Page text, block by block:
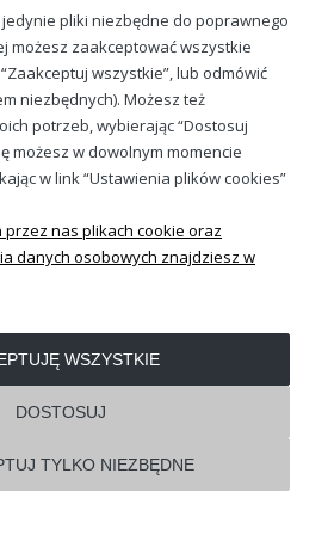
swój styl!
dziecięce znajdziesz niezwykłe
wyrazić swój indywidualny styl.
bluz dla dziecizostała starannie
zapewnić Ci nie tylko komfort, ale
Odkryj szeroki wybórfajnych bluz
zachwycą Cię swoim designem i
dzieci – elegancja w
dla dziewczynek
trendy. Odkryj niebanalne wzory,
detale, które dodadzą
młodzieży – styl z
nasze social media
pełną wersję strony
jedynie pliki niezbędne do poprawnego
możesz zaakceptować wszystkie
wszystkie”, lub odmówić
niezbędnych). Możesz też
potrzeb, wybierając “Dostosuj
możesz w dowolnym momencie
w link “Ustawienia plików cookies”
przez nas plikach cookie oraz
danych osobowych znajdziesz w
TYLKO NIEZBĘDNE
DOSTOSUJ
WSZYSTKIE